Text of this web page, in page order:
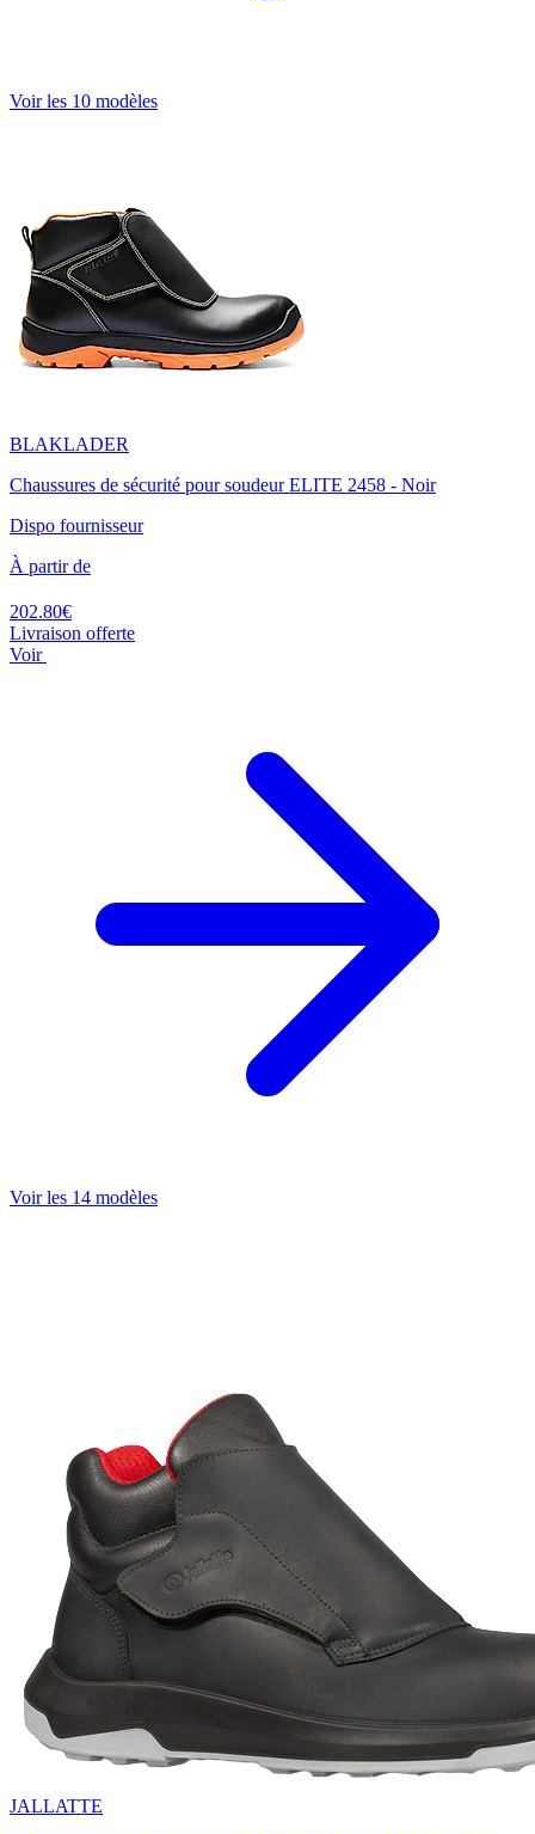
Voir les 10 modèles
BLAKLADER
Chaussures de sécurité pour soudeur ELITE 2458 - Noir
Dispo fournisseur
À partir de
202.80€
Livraison offerte
Voir
Voir les 14 modèles
JALLATTE